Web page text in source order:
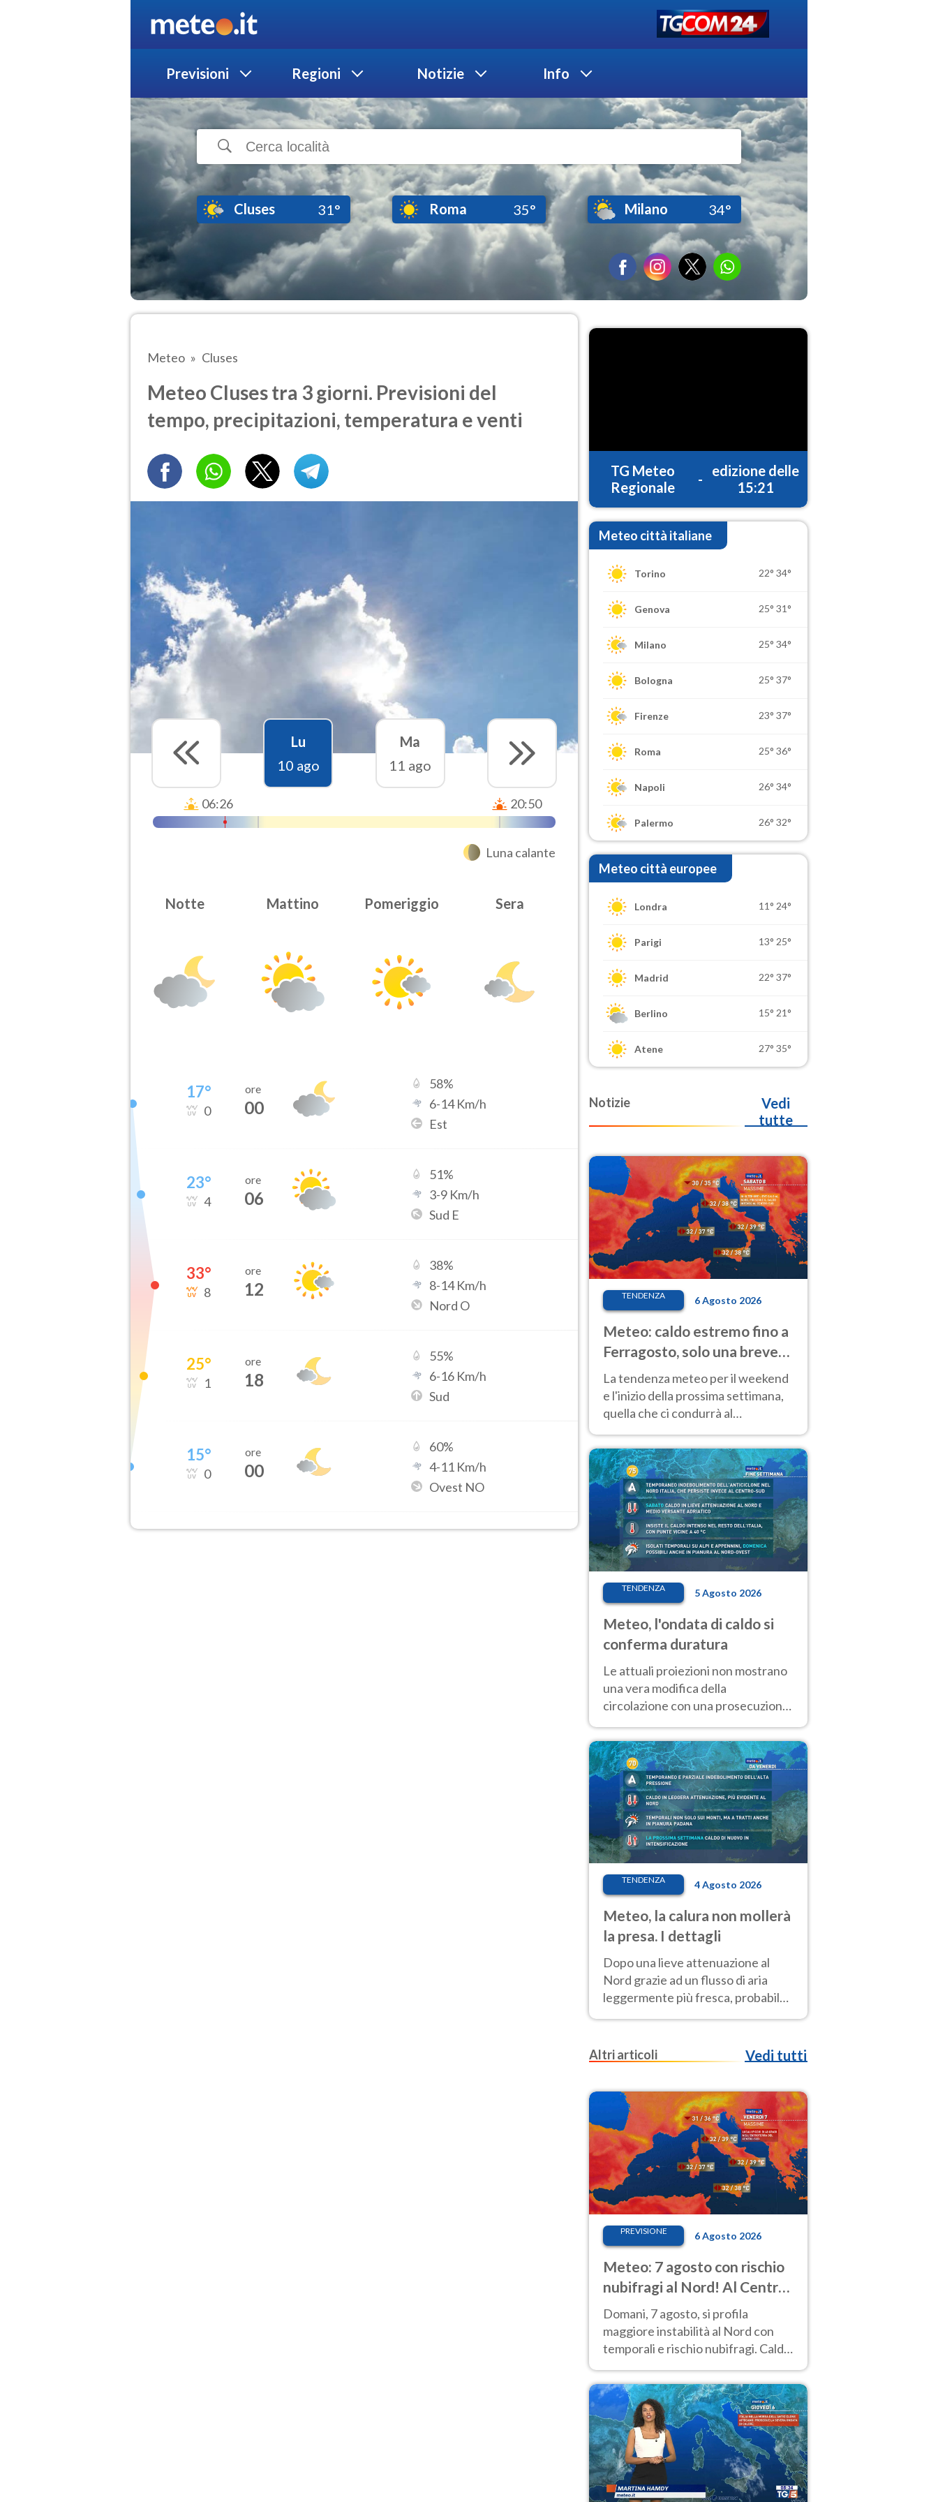
Previsioni Regioni Notizie Info
Cluses 31° Roma 35° Milano 34°
Meteo Cluses
Meteo Cluses tra 3 giorni. Previsioni del
tempo, precipitazioni, temperatura e venti
Lu
10 ago
Ma
11 ago
06:26 20:50
Luna calante
Notte Mattino Pomeriggio Sera
17°
0
ore
00
58%
6-14Km/h
Est
23°
4
ore
06
51%
3-9 Km/h
Sud E
33°
8
ore
12
38%
8-14Km/h
Nord O
25°
1
ore
18
55%
6-16 Km/h
Sud
15°
0
ore
00
60%
4-11 Km/h
Ovest NO
TG Meteo
Regionale
-
edizione delle
15:21
Meteo città italiane
Torino 22° 34°
Genova 25° 31°
Milano 25° 34°
Bologna 25° 37°
Firenze 23° 37°
Roma 25° 36°
Napoli 26° 34°
Palermo 26° 32°
Meteo città europee
Londra 11° 24°
Parigi 13° 25°
Madrid 22° 37°
Berlino 15° 21°
Atene 27° 35°
Notizie
Vedi
tutte
TENDENZA 6 Agosto 2026
Meteo: caldo estremo fino a
Ferragosto, solo una breve
pausa. Ecco dove
La tendenza meteo per il weekend
e l'inizio della prossima settimana,
quella che ci condurrà al
temperature molto elevate
TENDENZA 5 Agosto 2026
Meteo, l'ondata di caldo si
conferma duratura
Le attuali proiezioni non mostrano
una vera modifica della
circolazione con una prosecuzione
giorni, compresa la settimana di
Ferragosto
TENDENZA 4 Agosto 2026
Meteo, la calura non mollerà
la presa. I dettagli
Dopo una lieve attenuazione al
Nord grazie ad un flusso di aria
leggermente più fresca, probabile
nuovo rinforzo dell’anticiclone
Altri articoli
Vedi tutti
PREVISIONE 6 Agosto 2026
Meteo: 7 agosto con rischio
nubifragi al Nord! Al Centro-
Sud caldo estremo
Domani, 7 agosto, si profila
maggiore instabilità al Nord con
temporali e rischio nubifragi. Caldo
previsioni.